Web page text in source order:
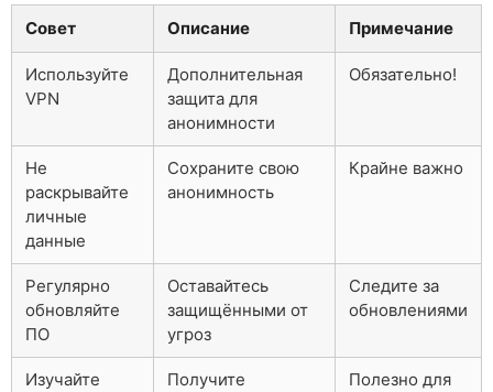
Совет Описание Примечание
Используйте
VPN
Дополнительная
защита для
анонимности
Обязательно!
Не
раскрывайте
личные
данные
Сохраните свою
анонимность
Крайне важно
Регулярно
обновляйте
ПО
Оставайтесь
защищёнными от
угроз
Следите за
обновлениями
Изучайте
Получите
Полезно для